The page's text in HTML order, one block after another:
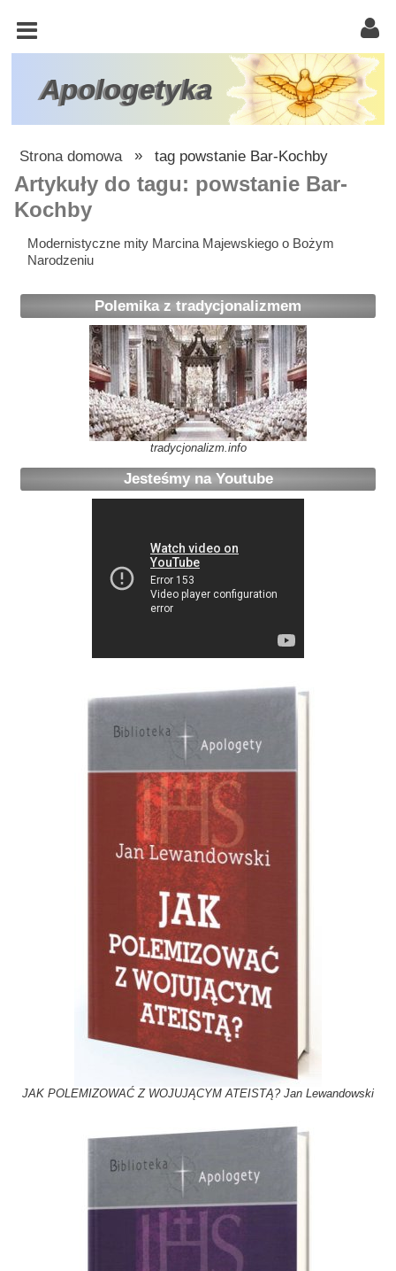
Apologetyka
KOŚCIÓŁ
KATOLICKI
TRÓJCA
ŚWIĘTA
ATEIZM
ŚWIADKOWIE
JEHOWY
OBRONIE
WIARY
Strona domowa » tag powstanie Bar-Kochby
Polemika z tradycjonalizmem
tradycjonalizm.info
Jesteśmy na Youtube
JAK POLEMIZOWAĆ Z WOJUJĄCYM ATEISTĄ? Jan Lewandowski
Artykuły do tagu: powstanie Bar-
Kochby
Modernistyczne mity Marcina Majewskiego o Bożym
Narodzeniu